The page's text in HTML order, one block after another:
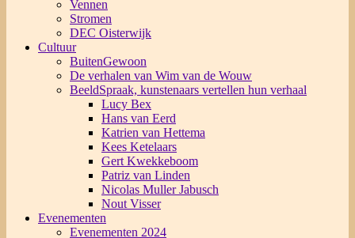
Vennen
Stromen
DEC Oisterwijk
Cultuur
BuitenGewoon
De verhalen van Wim van de Wouw
BeeldSpraak, kunstenaars vertellen hun verhaal
Lucy Bex
Hans van Eerd
Katrien van Hettema
Kees Ketelaars
Gert Kwekkeboom
Patriz van Linden
Nicolas Muller Jabusch
Nout Visser
Evenementen
Evenementen 2024